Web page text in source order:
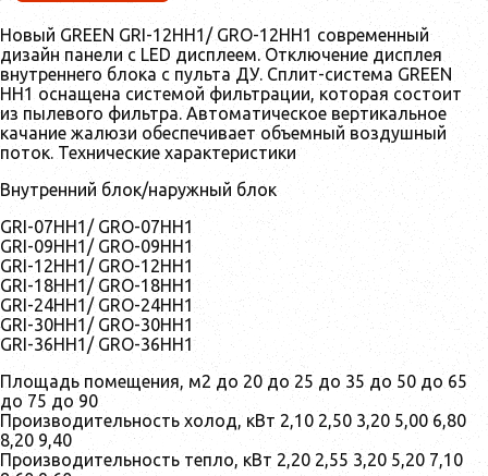
Новый GREEN GRI-12HH1/ GRO-12HH1 современный
дизайн панели с LED дисплеем. Отключение дисплея
внутреннего блока с пульта ДУ. Сплит-система GREEN
HH1 оснащена системой фильтрации, которая состоит
из пылевого фильтра. Автоматическое вертикальное
качание жалюзи обеспечивает объемный воздушный
поток. Технические характеристики
Внутренний блок/наружный блок
GRI-07HH1/ GRO-07HH1
GRI-09HH1/ GRO-09HH1
GRI-12HH1/ GRO-12HH1
GRI-18HH1/ GRO-18HH1
GRI-24HH1/ GRO-24HH1
GRI-30HH1/ GRO-30HH1
GRI-36HH1/ GRO-36HH1
Площадь помещения, м2 до 20 до 25 до 35 до 50 до 65
до 75 до 90
Производительность холод, кВт 2,10 2,50 3,20 5,00 6,80
8,20 9,40
Производительность тепло, кВт 2,20 2,55 3,20 5,20 7,10